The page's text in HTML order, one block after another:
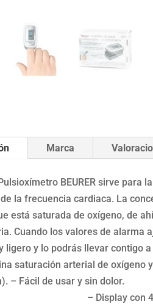
Marca
BEURER sirve
la frecuencia cardiaca. La
está saturada de oxígeno, de
Cuando los valores de alarma
ligero y lo podrás llevar contigo
saturación arterial de
– Fácil de usar
con 4 vistas